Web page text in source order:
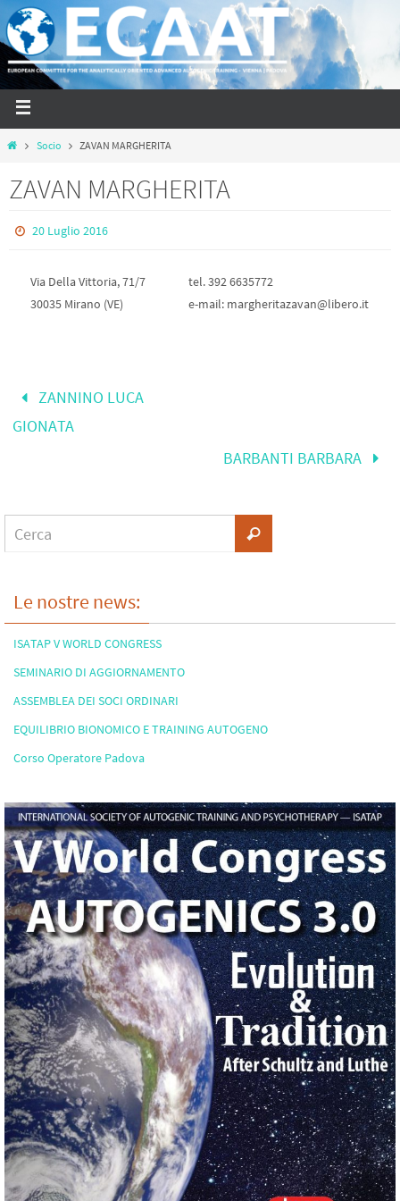
Socio ZAVAN MARGHERITA
ZAVAN MARGHERITA
20 Luglio 2016
Via Della Vittoria, 71/7
30035 Mirano (VE)
tel. 392 6635772
e-mail: margheritazavan@libero.it
ZANNINO LUCA
GIONATA
BARBANTI BARBARA
Le nostre news:
ISATAP V WORLD CONGRESS
SEMINARIO DI AGGIORNAMENTO
ASSEMBLEA DEI SOCI ORDINARI
EQUILIBRIO BIONOMICO E TRAINING AUTOGENO
Corso Operatore Padova